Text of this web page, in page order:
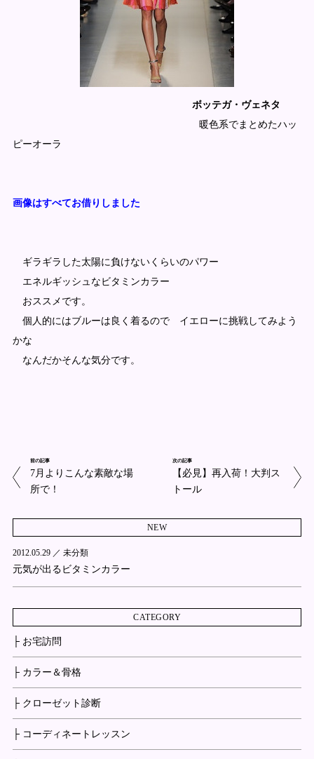
ボッテガ・ヴェネタ
暖色系でまとめたハッ
ピーオーラ
画像はすべてお借りしました
ギラギラした太陽に負けないくらいのパワー
エネルギッシュなビタミンカラー
おススメです。
個人的にはブルーは良く着るので イエローに挑戦してみよう
かな
なんだかそんな気分です。
前の記事
7月よりこんな素敵な場
所で！
次の記事
【必見】再入荷！大判ス
トール
NEW
2012.05.29 ／ 未分類
元気が出るビタミンカラー
CATEGORY
├ お宅訪問
├ カラー＆骨格
├ クローゼット診断
├ コーディネートレッスン